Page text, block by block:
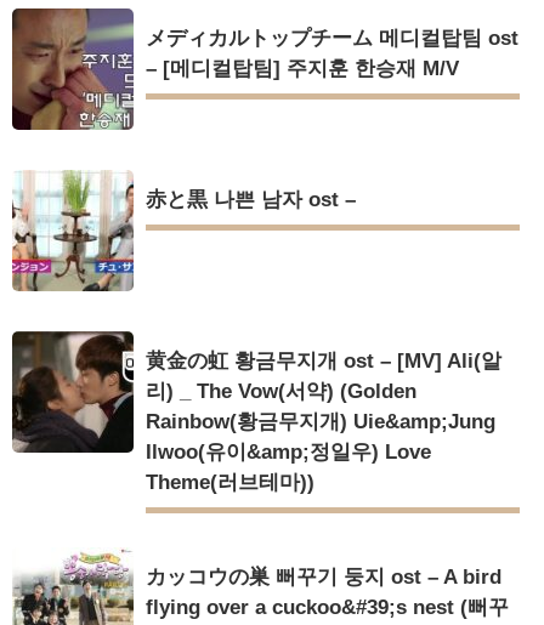
メディカルトップチーム 메디컬탑팀 ost
– [메디컬탑팀] 주지훈 한승재 M/V
赤と黒 나쁜 남자 ost –
黄金の虹 황금무지개 ost – [MV] Ali(알
리) _ The Vow(서약) (Golden
Rainbow(황금무지개) Uie&amp;Jung
Ilwoo(유이&amp;정일우) Love
Theme(러브테마))
カッコウの巣 뻐꾸기 둥지 ost – A bird
flying over a cuckoo&#39;s nest (뻐꾸